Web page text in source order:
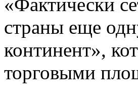
страны еще
континент»,
торговыми